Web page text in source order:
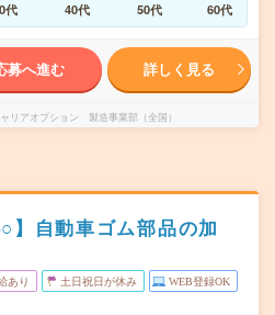
代 40代 50代 60代
募へ進む 詳しく見る
リアオプション 製造事業部（全国）
】自動車ゴム部品の加
あり 土日祝日が休み WEB登録OK